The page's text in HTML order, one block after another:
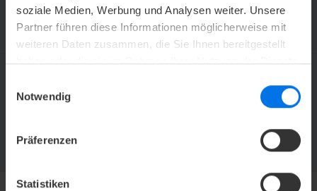
soziale Medien, Werbung und Analysen weiter. Unsere
Partner führen diese Informationen möglicherweise mit
weiteren Daten zusammen, die Sie Ihnen bereitgestellt
haben oder die sie im Rahmen Ihrer Nutzung der Dienste
Notwendig
Präferenzen
Statistiken